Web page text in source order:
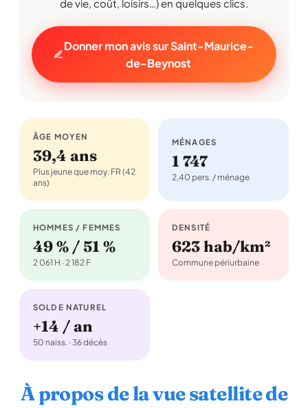
de vie, coût, loisirs…) en quelques clics.
Donner mon avis sur Saint-Maurice-
de-Beynost
ÂGE MOYEN
39,4 ans
Plus jeune que moy. FR (42
ans)
MÉNAGES
1 747
2,40 pers. / ménage
HOMMES / FEMMES
49 % / 51 %
2 061 H · 2 182 F
DENSITÉ
623 hab/km²
Commune périurbaine
SOLDE NATUREL
+14 / an
50 naiss. · 36 décès
À propos de la vue satellite de